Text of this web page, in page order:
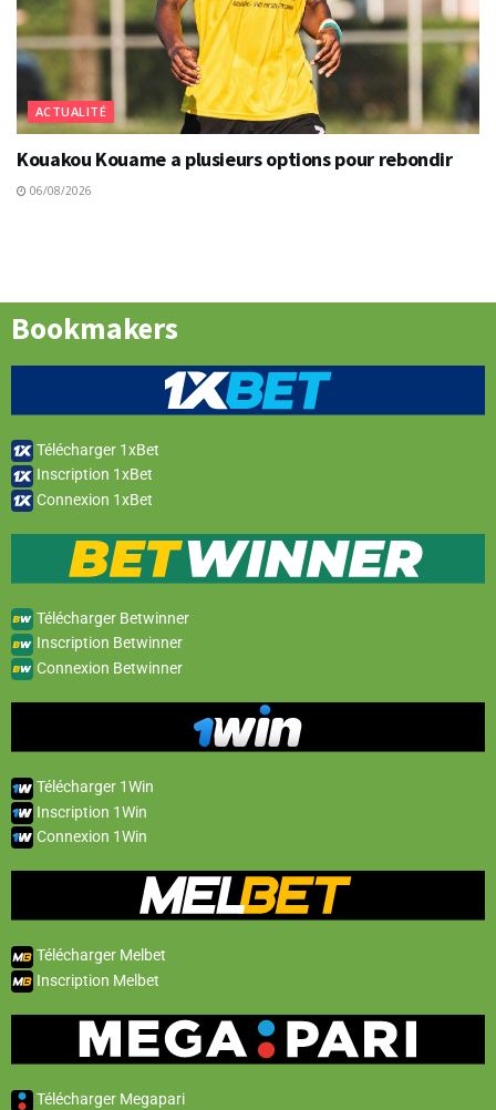
ACTUALITÉ
Kouakou Kouame a plusieurs options pour rebondir
06/08/2026
Bookmakers
Télécharger 1xBet
Inscription 1xBet
Connexion 1xBet
Télécharger Betwinner
Inscription Betwinner
Connexion Betwinner
Télécharger 1Win
Inscription 1Win
Connexion 1Win
Télécharger Melbet
Inscription Melbet
Télécharger Megapari